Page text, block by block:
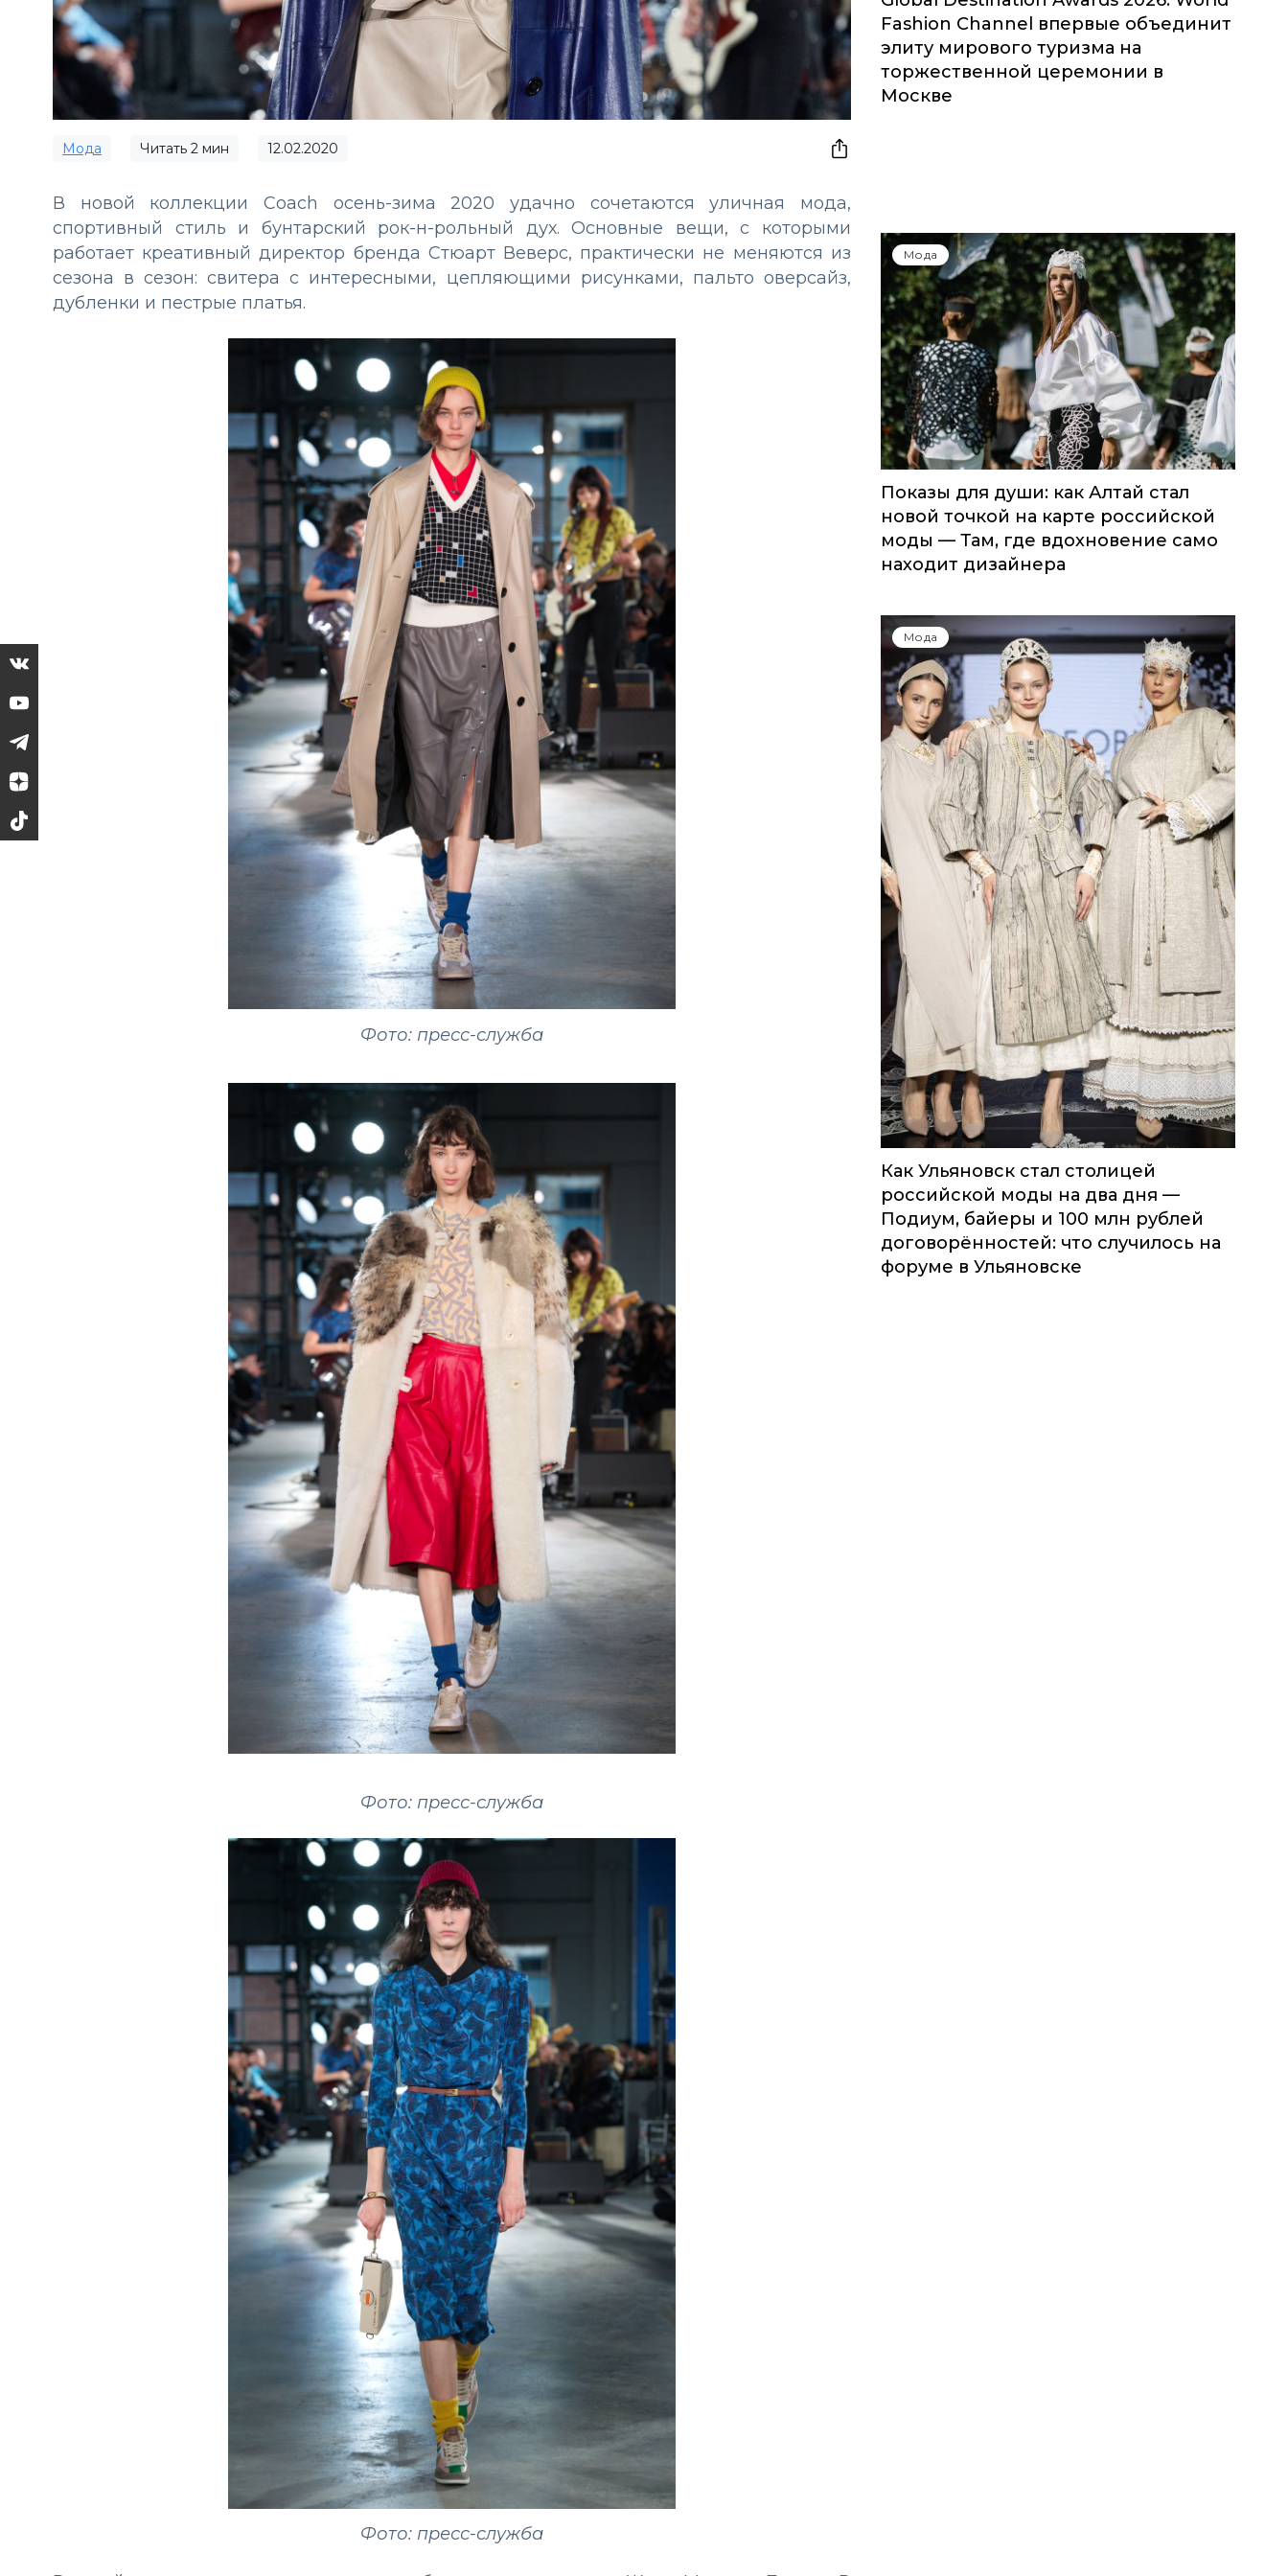
Мода Читать 2 мин 12.02.2020
В новой коллекции Coach осень-зима 2020 удачно сочетаются уличная мода,
спортивный стиль и бунтарский рок-н-рольный дух. Основные вещи, с которыми
работает креативный директор бренда Стюарт Веверс, практически не меняются из
сезона в сезон: свитера с интересными, цепляющими рисунками, пальто оверсайз,
дубленки и пестрые платья.
Фото: пресс-служба
Фото: пресс-служба
Фото: пресс-служба
Fashion Channel впервые объединит
элиту мирового туризма на
торжественной церемонии в
Москве
Мода
Показы для души: как Алтай стал
новой точкой на карте российской
моды — Там, где вдохновение само
находит дизайнера
Мода
Как Ульяновск стал столицей
российской моды на два дня —
Подиум, байеры и 100 млн рублей
договорённостей: что случилось на
форуме в Ульяновске